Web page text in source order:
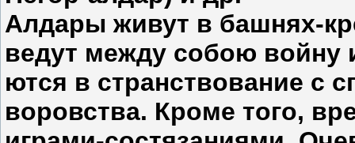
Алдары живут в башнях-
ведут между собою войну
ются в странствование с
воровства. Кроме того,